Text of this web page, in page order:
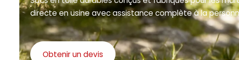
directe en usine avec assistance complète à la
Obtenir un devis